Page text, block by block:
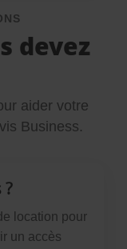
devez
aider votre
Business.
?
location pour
un accès